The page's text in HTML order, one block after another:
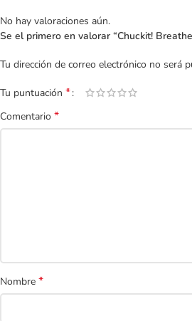
No hay valoraciones aún.
Se el primero en valorar “Chuckit!
Tu dirección de correo electrónico no será
Tu puntuación *
Comentario *
Nombre *